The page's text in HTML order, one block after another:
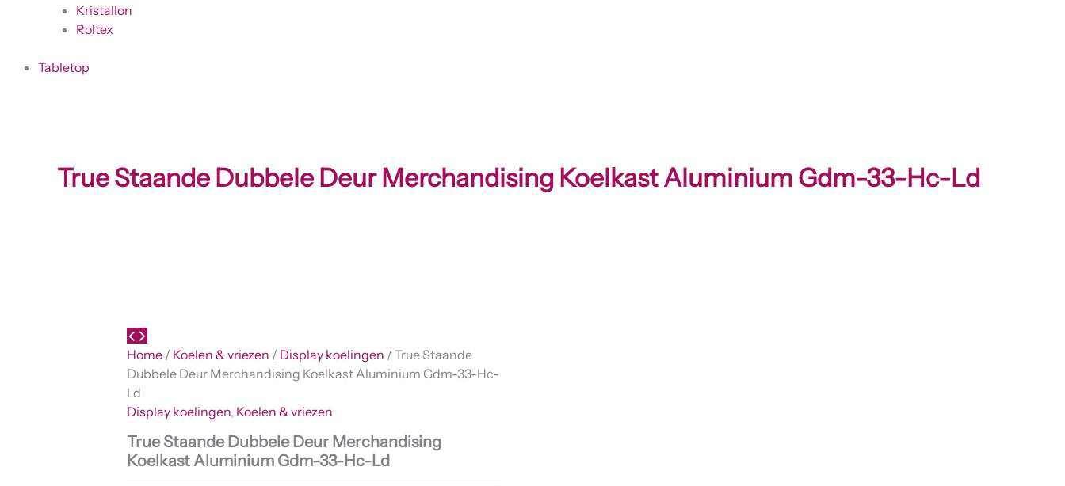
Kristallon
Roltex
Tabletop
True Staande Dubbele Deur Merchandising Koelkast Aluminium Gdm-33-Hc-Ld
Home / Koelen & vriezen / Display koelingen / True Staande
Dubbele Deur Merchandising Koelkast Aluminium Gdm-33-Hc-
Ld
Display koelingen, Koelen & vriezen
True Staande Dubbele Deur Merchandising
Koelkast Aluminium Gdm-33-Hc-Ld